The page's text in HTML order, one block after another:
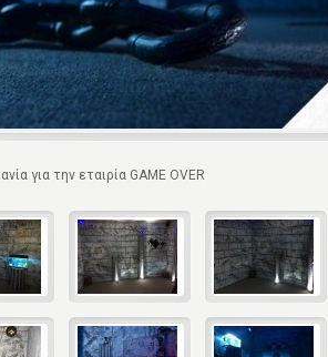
για την εταιρία GAME OVER